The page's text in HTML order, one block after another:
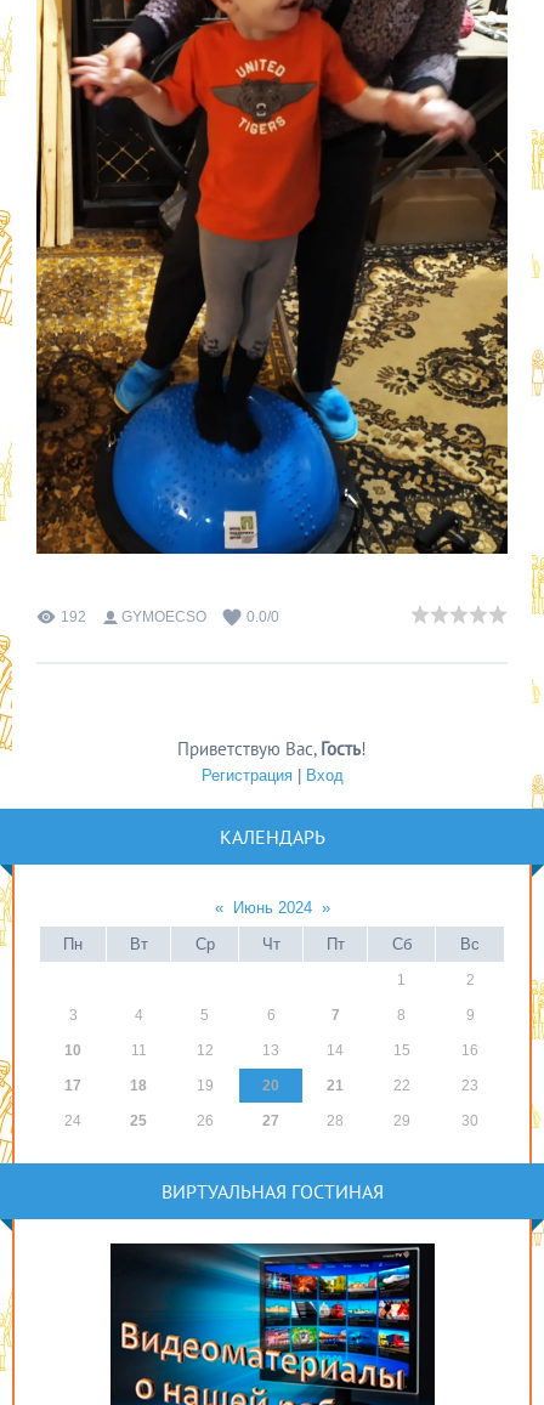
192 GYMOECSO 0.0/0
Приветствую Вас, Гость!
Регистрация| Вход
КАЛЕНДАРЬ
« Июнь 2024 »
Пн
Вт Ср Чт Пт Сб Вс
1 2
3 4 5 6 7 8 9
10 11 12 13 14 15 16
17 18 19 20 21 22 23
24 25 26 27 28 29 30
ВИРТУАЛЬНАЯ ГОСТИНАЯ